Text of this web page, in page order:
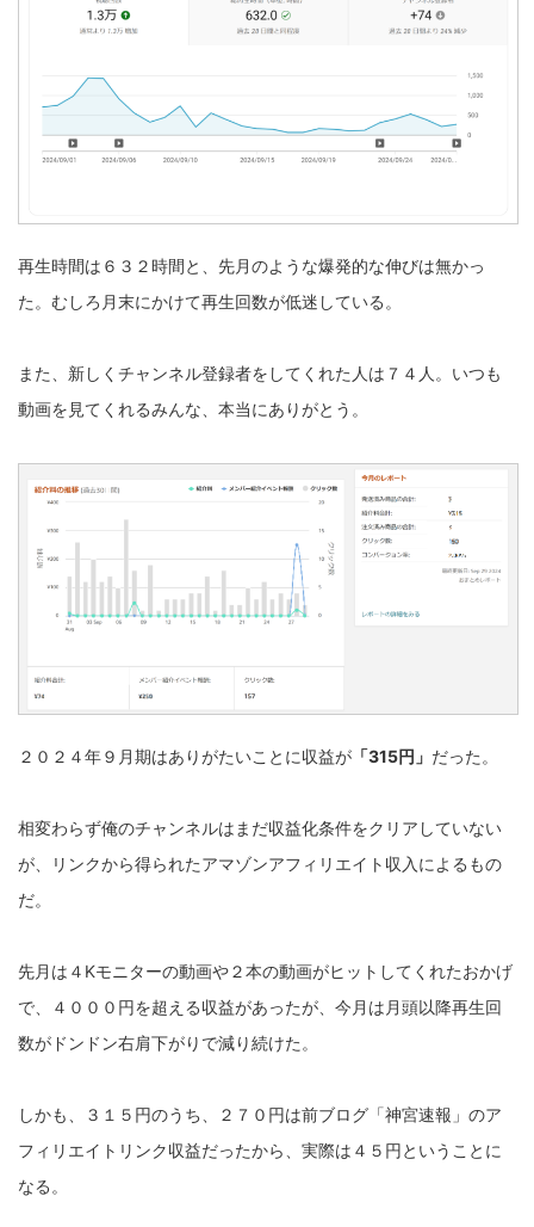
再生時間は６３２時間と、先月のような爆発的な伸びは無かっ
た。むしろ月末にかけて再生回数が低迷している。
また、新しくチャンネル登録者をしてくれた人は７４人。いつも
動画を見てくれるみんな、本当にありがとう。
２０２４年９月期はありがたいことに収益が 「315円」 だった。
相変わらず俺のチャンネルはまだ収益化条件をクリアしていない
が、リンクから得られたアマゾンアフィリエイト収入によるもの
だ。
先月は４Kモニターの動画や２本の動画がヒットしてくれたおかげ
で、４０００円を超える収益があったが、今月は月頭以降再生回
数がドンドン右肩下がりで減り続けた。
しかも、３１５円のうち、２７０円は前ブログ「神宮速報」のア
フィリエイトリンク収益だったから、実際は４５円ということに
なる。